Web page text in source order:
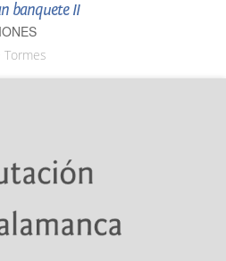
banquete II
Tormes